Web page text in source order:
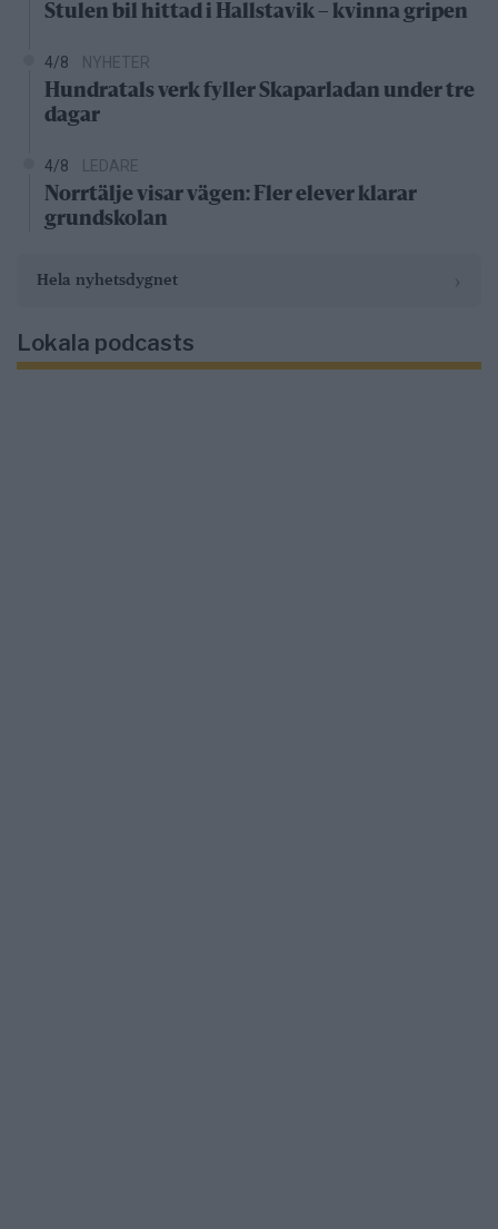
Stulen bil hittad i Hallstavik – kvinna gripen
4/8 NYHETER
Hundratals verk fyller Skaparladan under tre
dagar
4/8 LEDARE
Norrtälje visar vägen: Fler elever klarar
grundskolan
Hela nyhetsdygnet
Lokala podcasts